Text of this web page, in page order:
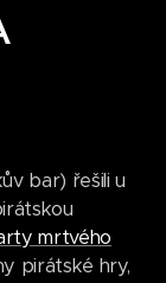
bar) řešili u
mrtvého
pirátské hry,